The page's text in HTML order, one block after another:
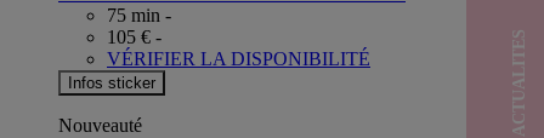
75 min -
105 € -
VÉRIFIER LA DISPONIBILITÉ
Infos sticker
Nouveauté
ACTUALITES